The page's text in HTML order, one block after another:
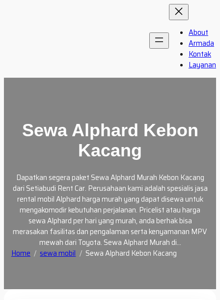
About
Armada
Kontak
Layanan
Sewa Alphard Kebon
Kacang
Dapatkan segera paket Sewa Alphard Murah Kebon Kacang
dari Setiabudi Rent Car. Perusahaan kami adalah spesialis jasa
rental mobil Alphard harga murah yang dapat disewa untuk
mengakomodir kebutuhan perjalanan. Pricelist atau harga
sewa Alphard per hari yang murah, anda berhak bisa
merasakan fasilitas dan pengalaman serta kenyamanan MPV
mewah dari Toyota. Sewa Alphard Murah di…
Home
sewa mobil Sewa Alphard Kebon Kacang